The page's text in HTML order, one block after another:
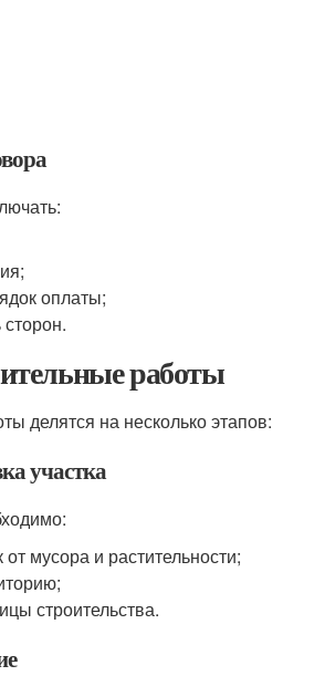
оплаты;
работы
делятся на несколько этапов:
участка
от мусора и растительности;
строительства.